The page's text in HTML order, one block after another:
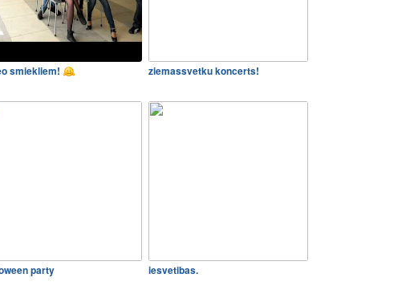
smiekliem! ziemassvetku koncerts!
party iesvetibas.